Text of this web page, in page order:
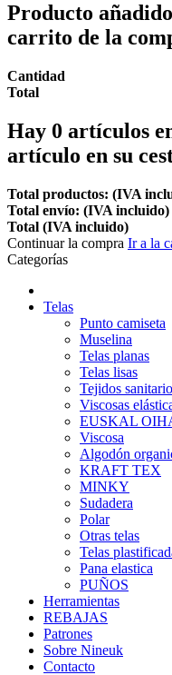
Producto
carrito de la
Cantidad
Total
Hay 0 artículos
artículo en su
Total productos: (IVA
Total envío: (IVA incluido)
Total (IVA incluido)
Continuar la compra Ir a la
Categorías
Telas
Punto camiseta
Muselina
Telas planas
Telas lisas
Tejidos
Viscosas
EUSKAL
Viscosa
Algodón
KRAFT TEX
MINKY
Sudadera
Polar
Otras telas
Telas
Pana elastica
PUÑOS
Herramientas
REBAJAS
Patrones
Sobre Nineuk
Contacto